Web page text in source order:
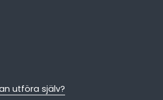
utföra själv?